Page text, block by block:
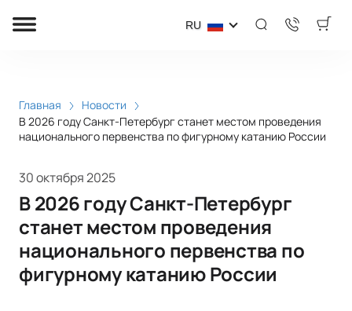
RU
Главная
Новости
В 2026 году Санкт-Петербург станет местом проведения
национального первенства по фигурному катанию России
30 октября 2025
В 2026 году Санкт-Петербург
станет местом проведения
национального первенства по
фигурному катанию России